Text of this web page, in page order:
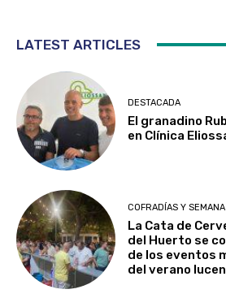
LATEST ARTICLES
DESTACADA
El granadino
en Clínica
COFRADÍAS Y
La Cata de
del Huerto se
de los eventos
del verano